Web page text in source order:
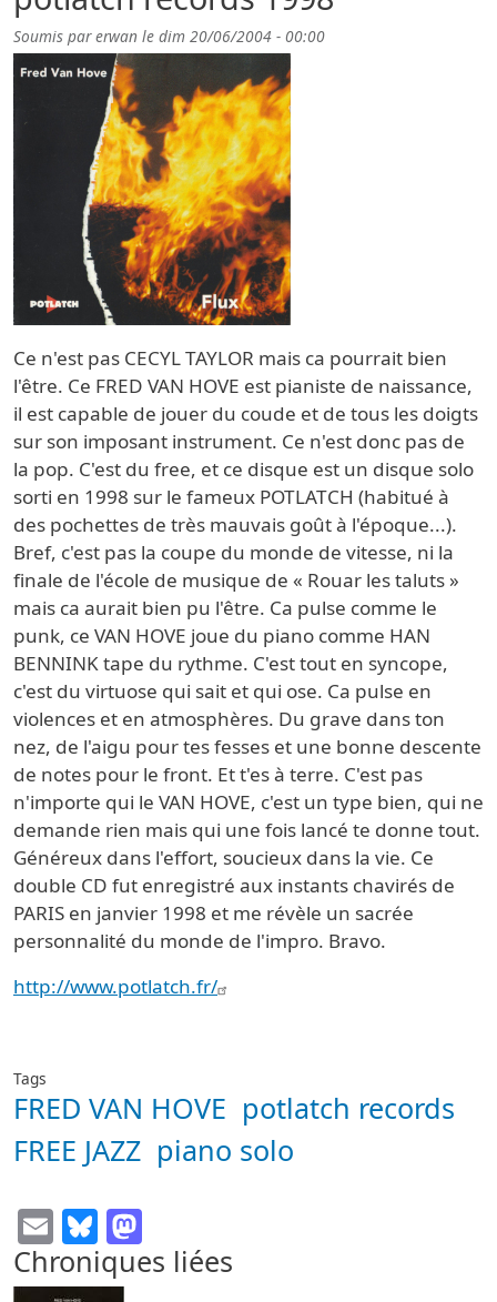
Soumis parerwan le dim 20/06/2004 - 00:00
Ce n'est pas CECYL TAYLOR mais ca pourrait bien
l'être. Ce FRED VAN HOVE est pianiste de naissance,
il est capable de jouer du coude et de tous les doigts
sur son imposant instrument. Ce n'est donc pas de
la pop. C'est du free, et ce disque est un disque solo
sorti en 1998 sur le fameux POTLATCH (habitué à
des pochettes de très mauvais goût à l'époque...).
Bref, c'est pas la coupe du monde de vitesse, ni la
finale de l'école de musique de « Rouar les taluts »
mais ca aurait bien pu l'être. Ca pulse comme le
punk, ce VAN HOVE joue du piano comme HAN
BENNINK tape du rythme. C'est tout en syncope,
c'est du virtuose qui sait et qui ose. Ca pulse en
violences et en atmosphères. Du grave dans ton
nez, de l'aigu pour tes fesses et une bonne descente
de notes pour le front. Et t'es à terre. C'est pas
n'importe qui le VAN HOVE, c'est un type bien, qui ne
demande rien mais qui une fois lancé te donne tout.
Généreux dans l'effort, soucieux dans la vie. Ce
double CD fut enregistré aux instants chavirés de
PARIS en janvier 1998 et me révèle un sacrée
personnalité du monde de l'impro. Bravo.
http://www.potlatch.fr/
Tags
FRED VAN HOVE potlatch records
FREE JAZZ piano solo
EmailBluesky
Chroniques liées